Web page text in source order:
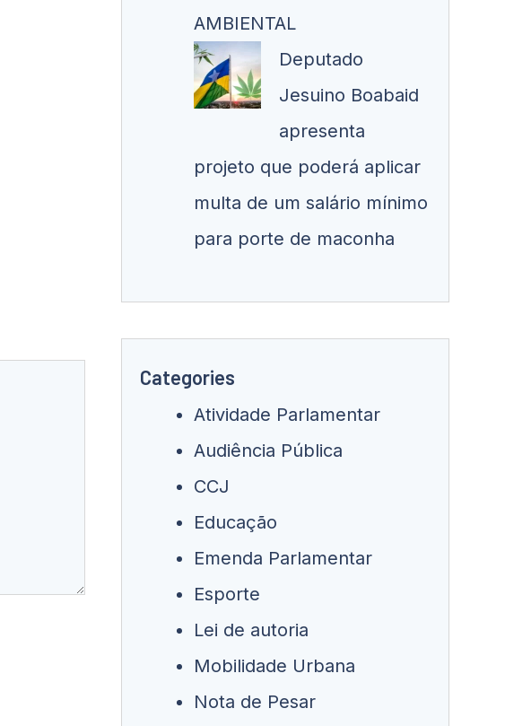
AMBIENTAL
Deputado
Jesuino Boabaid
apresenta
projeto que poderá aplicar
multa de um salário mínimo
para porte de maconha
Categories
Atividade Parlamentar
Audiência Pública
CCJ
Educação
Emenda Parlamentar
Esporte
Lei de autoria
Mobilidade Urbana
Nota de Pesar